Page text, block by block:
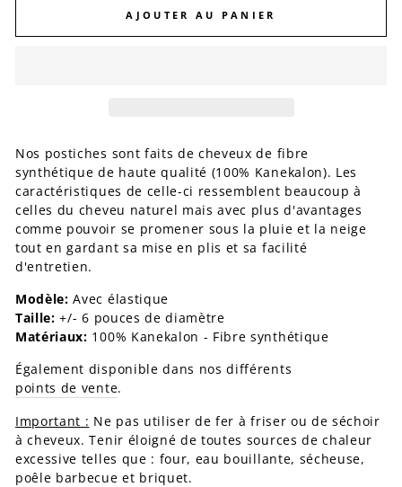
AJOUTER AU PANIER
Nos postiches sont faits de cheveux de fibre
synthétique de haute qualité (100% Kanekalon). Les
caractéristiques de celle-ci ressemblent beaucoup à
celles du cheveu naturel mais avec plus d'avantages
comme pouvoir se promener sous la pluie et la neige
tout en gardant sa mise en plis et sa facilité
d'entretien.
Modèle: Avec élastique
Taille: +/- 6 pouces de diamètre
Matériaux: 100% Kanekalon - Fibre synthétique
Également disponible dans nos différents
points de vente.
Important : Ne pas utiliser de fer à friser ou de séchoir
à cheveux. Tenir éloigné de toutes sources de chaleur
excessive telles que : four, eau bouillante, sécheuse,
poêle barbecue et briquet.